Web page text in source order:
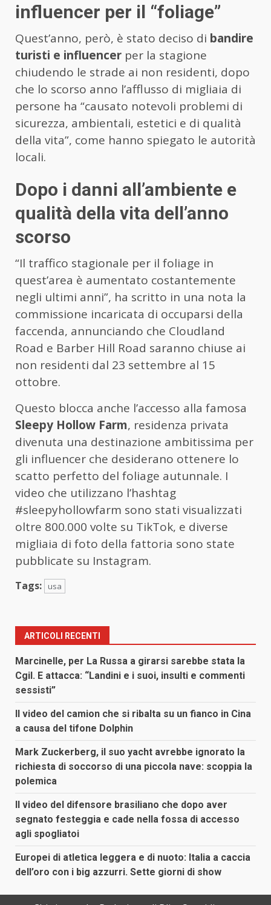
influencer per il “foliage”
Quest’anno, però, è stato deciso di bandire
turisti e influencer per la stagione
chiudendo le strade ai non residenti, dopo
che lo scorso anno l’afflusso di migliaia di
persone ha “causato notevoli problemi di
sicurezza, ambientali, estetici e di qualità
della vita”, come hanno spiegato le autorità
locali.
Dopo i danni all’ambiente e
qualità della vita dell’anno
scorso
“Il traffico stagionale per il foliage in
quest’area è aumentato costantemente
negli ultimi anni”, ha scritto in una nota la
commissione incaricata di occuparsi della
faccenda, annunciando che Cloudland
Road e Barber Hill Road saranno chiuse ai
non residenti dal 23 settembre al 15
ottobre.
Questo blocca anche l’accesso alla famosa
Sleepy Hollow Farm, residenza privata
divenuta una destinazione ambitissima per
gli influencer che desiderano ottenere lo
scatto perfetto del foliage autunnale. I
video che utilizzano l’hashtag
#sleepyhollowfarm sono stati visualizzati
oltre 800.000 volte su TikTok, e diverse
migliaia di foto della fattoria sono state
pubblicate su Instagram.
Tags: usa
ARTICOLI RECENTI
Marcinelle, per La Russa a girarsi sarebbe stata la
Cgil. E attacca: “Landini e i suoi, insulti e commenti
sessisti”
Il video del camion che si ribalta su un fianco in Cina
a causa del tifone Dolphin
Mark Zuckerberg, il suo yacht avrebbe ignorato la
richiesta di soccorso di una piccola nave: scoppia la
polemica
Il video del difensore brasiliano che dopo aver
segnato festeggia e cade nella fossa di accesso
agli spogliatoi
Europei di atletica leggera e di nuoto: Italia a caccia
dell’oro con i big azzurri. Sette giorni di show